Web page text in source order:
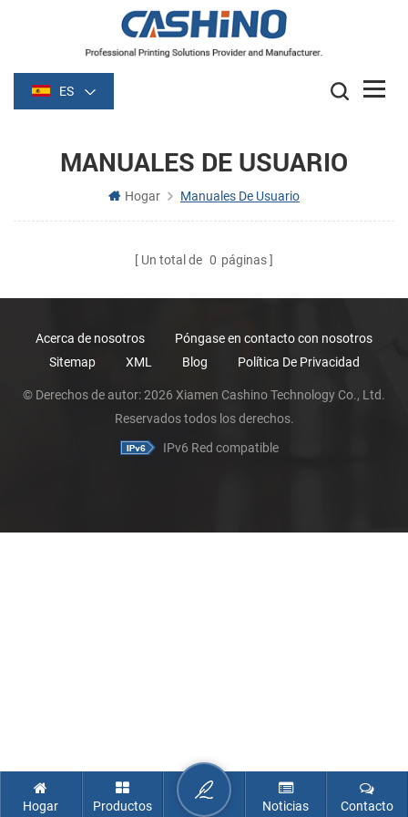
ES
MANUALES DE USUARIO
Hogar Manuales De Usuario
Un total de 0 páginas
Acerca de nosotros
Póngase en contacto con nosotros
Sitemap
XML Blog Política De Privacidad
© Derechos de autor: 2026 Xiamen Cashino Technology Co., Ltd.
Reservados todos los derechos.
IPv6 Red compatible
Hogar Productos Noticias Contacto